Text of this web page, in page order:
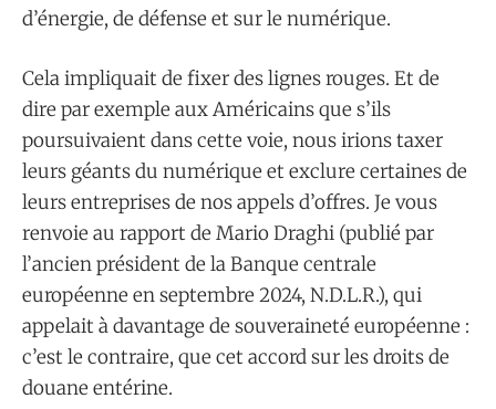
d’énergie, de défense et sur le numérique.
Cela impliquait de fixer des lignes rouges. Et de
dire par exemple aux Américains que s’ils
poursuivaient dans cette voie, nous irions taxer
leurs géants du numérique et exclure certaines de
leurs entreprises de nos appels d’offres. Je vous
renvoie au rapport de Mario Draghi (publié par
l’ancien président de la Banque centrale
européenne en septembre 2024, N.D.L.R.), qui
appelait à davantage de souveraineté européenne :
c’est le contraire, que cet accord sur les droits de
douane entérine.